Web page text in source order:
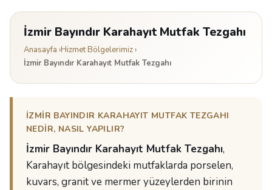
İzmir Bayındır Karahayıt Mutfak Tezgahı
Anasayfa ›Hizmet Bölgelerimiz›
İzmir Bayındır Karahayıt Mutfak Tezgahı
İZMIR BAYINDIR KARAHAYIT MUTFAK TEZGAHI
NEDIR, NASIL YAPILIR?
İzmir Bayındır Karahayıt Mutfak Tezgahı,
Karahayıt bölgesindeki mutfaklarda porselen,
kuvars, granit ve mermer yüzeylerden birinin